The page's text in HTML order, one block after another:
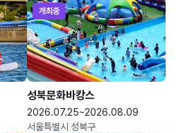
개최중
성북문화바캉스
2026.07.25~2026.08.09
서울특별시 성북구